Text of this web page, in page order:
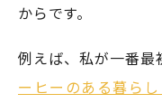
からです。
例えば、私が一番最
ーヒーのある暮ら